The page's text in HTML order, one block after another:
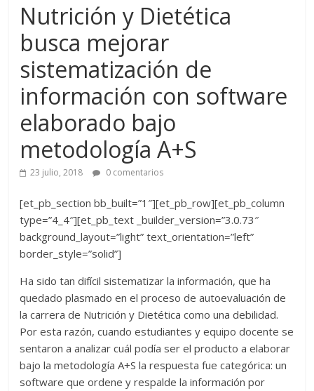
Nutrición y Dietética
busca mejorar
sistematización de
información con software
elaborado bajo
metodología A+S
23 julio, 2018 0 comentarios
[et_pb_section bb_built=”1″][et_pb_row][et_pb_column
type=”4_4″][et_pb_text _builder_version=”3.0.73″
background_layout=”light” text_orientation=”left”
border_style=”solid”]
Ha sido tan difícil sistematizar la información, que ha
quedado plasmado en el proceso de autoevaluación de
la carrera de Nutrición y Dietética como una debilidad.
Por esta razón, cuando estudiantes y equipo docente se
sentaron a analizar cuál podía ser el producto a elaborar
bajo la metodología A+S la respuesta fue categórica: un
software que ordene y respalde la información por